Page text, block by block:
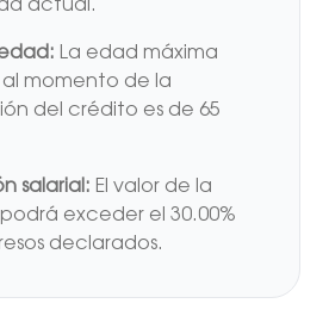
actual.
La edad máxima
momento de la
del crédito es de 65
salarial: El valor de la
exceder el 30.00%
declarados.